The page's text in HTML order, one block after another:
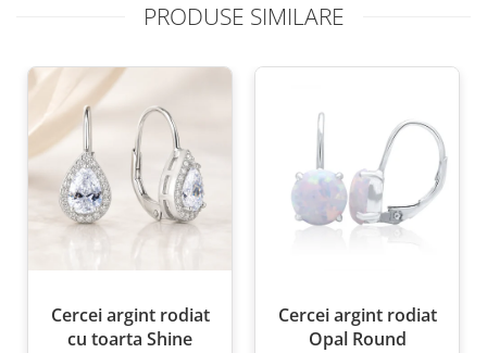
PRODUSE SIMILARE
Cercei argint rodiat
cu toarta Shine
Cercei argint rodiat
Opal Round